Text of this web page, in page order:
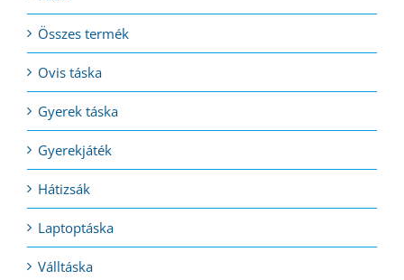
Összes termék
Ovis táska
Gyerek táska
Gyerekjáték
Hátizsák
Laptoptáska
Válltáska